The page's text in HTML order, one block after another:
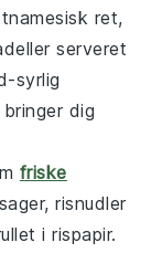
ret,
serveret
syrlig
dig
friske
, risnudler
i rispapir.